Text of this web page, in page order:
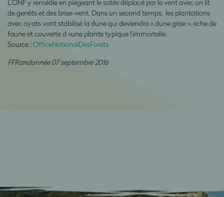
L’ONF y remédie en piégeant le sable déplacé par le vent avec un lit
de genêts et des brise-vent. Dans un second temps, les plantations
avec oyats vont stabilisé la dune qui deviendra « dune grise », riche de
faune et couverte d »une plante typique l’immortelle.
Source : OfficeNationalDesForets
FFRandonnée 07 septembre 2016